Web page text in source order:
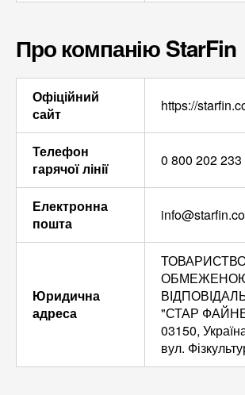
Про компанію StarFin
Офіційний
сайт
https://
Телефон
гарячої лінії
0 800 202 233
Електронна
пошта
Юридична
адреса
"СТАР
03150,
вул.